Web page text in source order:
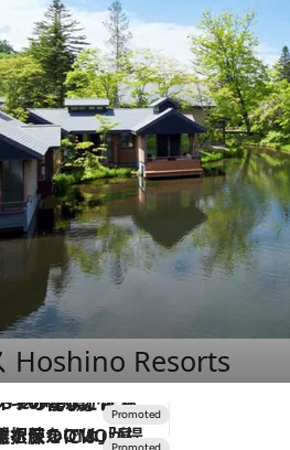
Hoshino Resorts
「昼は実家、夜は気兼ねなくホテルで！」